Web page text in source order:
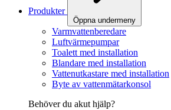
Produkter
Öppna undermeny
Varmvattenberedare
Luftvärmepumpar
Toalett med installation
Blandare med installation
Vattenutkastare med installation
Byte av vattenmätarkonsol
Behöver du akut hjälp?